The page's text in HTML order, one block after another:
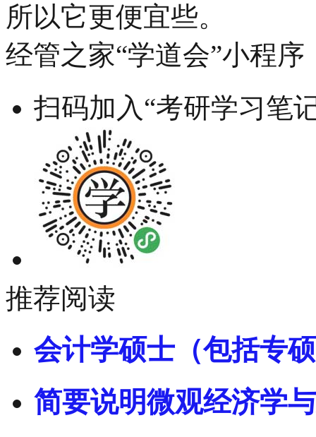
所以它更便宜些。
经管之家“学道会”小程序
扫码加入“考研学习笔
推荐阅读
会计学硕士（包括专
简要说明微观经济学